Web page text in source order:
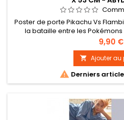
Poster de porte Pikachu Vs
la bataille entre les
Flambino ? Rendez votre porte
avec ce poster par GB Eye. -
exclusif ABYstyle : 170 g/m² sur
haute qualité en offset. -
Prix
9,90 €
 Ajouter au
 Derniers